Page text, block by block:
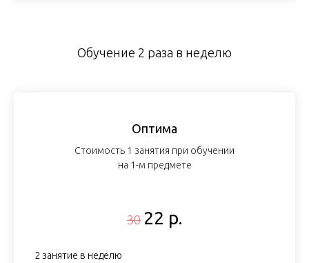
Обучение 2 раза в неделю
Оптима
Стоимость 1 занятия при обучении
на 1-м предмете
30 22 р.
2 занятие в неделю